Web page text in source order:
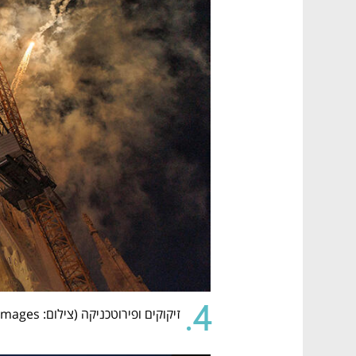
4. זיקוקים ופירוטכניקה (צילום: Dan Kitwood /Getty Images